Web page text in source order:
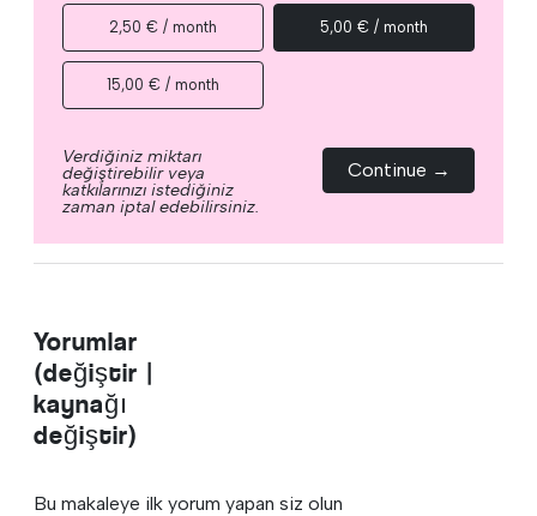
2,50 € / month 5,00 € / month
15,00 € / month
Verdiğiniz miktarı
değiştirebilir veya
katkılarınızı istediğiniz
zaman iptal edebilirsiniz.
Continue →
Yorumlar
(değiştir |
kaynağı
değiştir)
Bu makaleye ilk yorum yapan siz olun